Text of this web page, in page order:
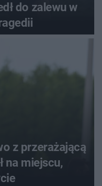
do zalewu w
z przerażającą
na miejscu,